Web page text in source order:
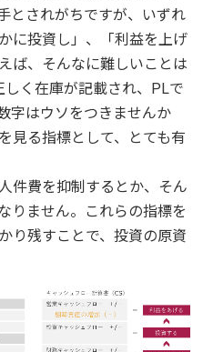
とされがちですが、いずれ
に投資し」、「利益を上げ
ば、そんなに難しいことは
しく在庫が記載され、PLで
字はウソをつきませんか
見る指標として、とても有
件費を抑制するとか、そん
りません。これらの指標を
り残すことで、投資の原資